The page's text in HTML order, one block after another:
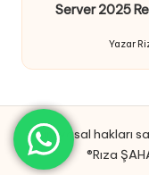
Server 2025
Posted
by
Yazar
Tüm yasal hakları
®Rıza